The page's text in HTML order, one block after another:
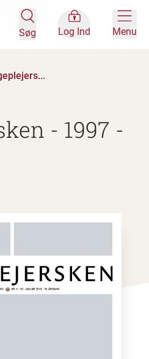
Søg Log Ind Menu
- 1997 -